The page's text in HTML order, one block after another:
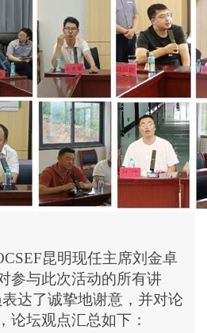
昆明现任主席刘金卓
参与此次活动的所有讲
达了诚挚地谢意，并对论
论坛观点汇总如下：